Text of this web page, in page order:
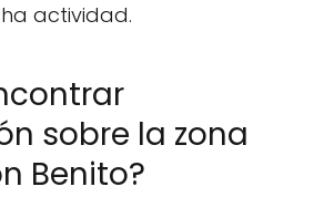
actividad.
sobre la zona
Benito?